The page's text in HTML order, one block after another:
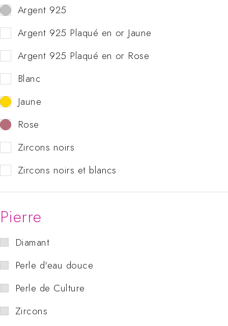
Argent 925
Argent 925 Plaqué en or Jaune
Argent 925 Plaqué en or Rose
Blanc
Jaune
Rose
Zircons noirs
Zircons noirs et blancs
Pierre
Diamant
Perle d'eau douce
Perle de Culture
Zircons